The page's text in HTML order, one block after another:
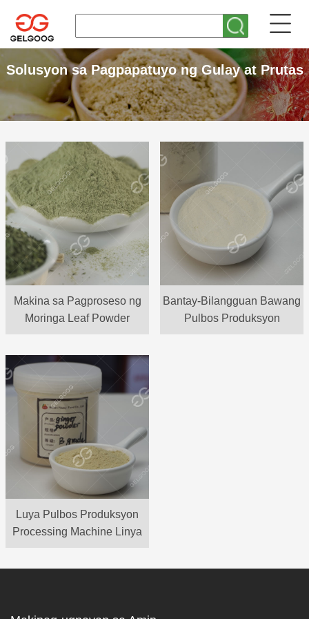
Solusyon sa Pagpapatuyo ng Gulay at Prutas
Makina sa Pagproseso ng
Moringa Leaf Powder
Bantay-Bilangguan Bawang
Pulbos Produksyon
Luya Pulbos Produksyon
Processing Machine Linya